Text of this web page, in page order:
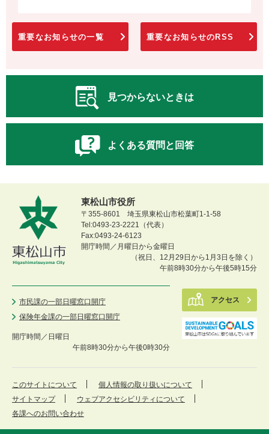
重要なお知らせの一覧 重要なお知らせのRSS
見つからないときは
よくある質問と回答
東松山市役所
〒355-8601 埼玉県東松山市松葉町1-1-58
Tel:0493-23-2221（代表）
Fax:0493-24-6123
開庁時間／月曜日から金曜日
（祝日、12月29日から1月3日を除く）
午前8時30分から午後5時15分
市民課の一部日曜窓口開庁
保険年金課の一部日曜窓口開庁
開庁時間／ 日曜日
午前8時30分から午後0時30分
アクセス
このサイトについて
個人情報の取り扱いについて
サイトマップ
ウェブアクセシビリティについて
各課へのお問い合わせ